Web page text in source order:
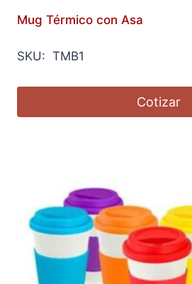
Mug Térmico con Asa
SKU: TMB1
Cotizar